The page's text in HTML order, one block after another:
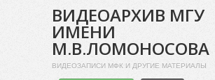
ВИДЕОАРХИВ МГУ
ИМЕНИ
М.В.ЛОМОНОСОВА
ВИДЕОЗАПИСИ МФК И ДРУГИЕ МАТЕРИАЛЫ